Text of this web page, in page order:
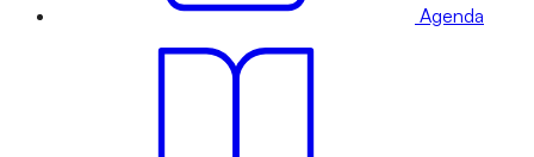
Agenda